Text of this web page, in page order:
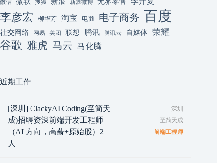
微信 搜狐 新浪微博 无界零售
李彦宏 柳华芳 淘宝 电商 电子商务 百度
社交网络 网易 美团 联想 腾讯 腾讯云 自媒体 荣耀
谷歌 雅虎 马云 马化腾
近期工作
[深圳] ClackyAI Coding(至简天
成)招聘资深前端开发工程师
（AI 方向，高薪+原始股）2
人
深圳
至简天成
前端工程师